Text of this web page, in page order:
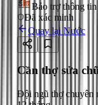
Bảo trợ thông
Đã xác minh
Quay lại Nước
Cần thợ sửa
Đội ngũ thợ chuyên